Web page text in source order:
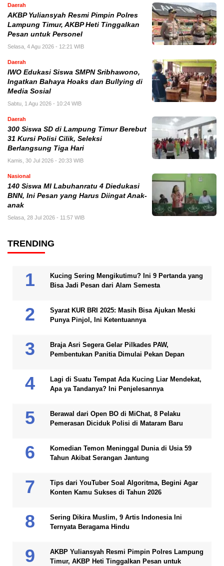
Daerah
AKBP Yuliansyah Resmi Pimpin Polres
Lampung Timur, AKBP Heti Tinggalkan
Pesan untuk Personel
Selasa, 4 Agu 2026 - 12:21 WIB
Daerah
IWO Edukasi Siswa SMPN Sribhawono,
Ingatkan Bahaya Hoaks dan Bullying di
Media Sosial
Sabtu, 1 Agu 2026 - 10:24 WIB
Daerah
300 Siswa SD di Lampung Timur Berebut
31 Kursi Polisi Cilik, Seleksi
Berlangsung Tiga Hari
Kamis, 30 Jul 2026 - 20:33 WIB
Nasional
140 Siswa MI Labuhanratu 4 Diedukasi
BNN, Ini Pesan yang Harus Diingat Anak-
anak
Selasa, 28 Jul 2026 - 11:57 WIB
TRENDING
Kucing Sering Mengikutimu? Ini 9 Pertanda yang
Bisa Jadi Pesan dari Alam Semesta
Syarat KUR BRI 2025: Masih Bisa Ajukan Meski
Punya Pinjol, Ini Ketentuannya
Braja Asri Segera Gelar Pilkades PAW,
Pembentukan Panitia Dimulai Pekan Depan
Lagi di Suatu Tempat Ada Kucing Liar Mendekat,
Apa ya Tandanya? Ini Penjelesannya
Berawal dari Open BO di MiChat, 8 Pelaku
Pemerasan Diciduk Polisi di Mataram Baru
Komedian Temon Meninggal Dunia di Usia 59
Tahun Akibat Serangan Jantung
Tips dari YouTuber Soal Algoritma, Begini Agar
Konten Kamu Sukses di Tahun 2026
Sering Dikira Muslim, 9 Artis Indonesia Ini
Ternyata Beragama Hindu
AKBP Yuliansyah Resmi Pimpin Polres Lampung
Timur, AKBP Heti Tinggalkan Pesan untuk